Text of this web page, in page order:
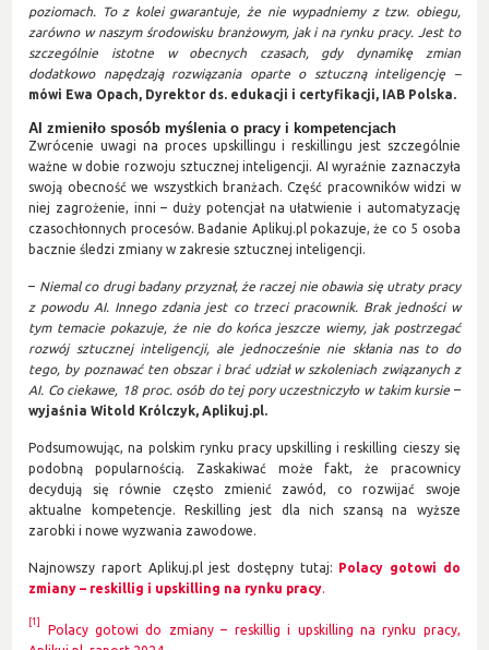
poziomach. To z kolei gwarantuje, że nie wypadniemy z tzw. obiegu,
zarówno w naszym środowisku branżowym, jak i na rynku pracy. Jest to
szczególnie istotne w obecnych czasach, gdy dynamikę zmian
dodatkowo napędzają rozwiązania oparte o sztuczną inteligencję –
mówi Ewa Opach, Dyrektor ds. edukacji i certyfikacji, IAB Polska.
AI zmieniło sposób myślenia o pracy i kompetencjach
Zwrócenie uwagi na proces upskillingu i reskillingu jest szczególnie
ważne w dobie rozwoju sztucznej inteligencji. AI wyraźnie zaznaczyła
swoją obecność we wszystkich branżach. Część pracowników widzi w
niej zagrożenie, inni – duży potencjał na ułatwienie i automatyzację
czasochłonnych procesów. Badanie Aplikuj.pl pokazuje, że co 5 osoba
bacznie śledzi zmiany w zakresie sztucznej inteligencji.
– Niemal co drugi badany przyznał, że raczej nie obawia się utraty pracy
z powodu AI. Innego zdania jest co trzeci pracownik. Brak jedności w
tym temacie pokazuje, że nie do końca jeszcze wiemy, jak postrzegać
rozwój sztucznej inteligencji, ale jednocześnie nie skłania nas to do
tego, by poznawać ten obszar i brać udział w szkoleniach związanych z
AI. Co ciekawe, 18 proc. osób do tej pory uczestniczyło w takim kursie –
wyjaśnia Witold Królczyk, Aplikuj.pl.
Podsumowując, na polskim rynku pracy upskilling i reskilling cieszy się
podobną popularnością. Zaskakiwać może fakt, że pracownicy
decydują się równie często zmienić zawód, co rozwijać swoje
aktualne kompetencje. Reskilling jest dla nich szansą na wyższe
zarobki i nowe wyzwania zawodowe.
Najnowszy raport Aplikuj.pl jest dostępny tutaj: Polacy gotowi do
zmiany – reskillig i upskilling na rynku pracy.
[1]
Polacy gotowi do zmiany – reskillig i upskilling na rynku pracy,